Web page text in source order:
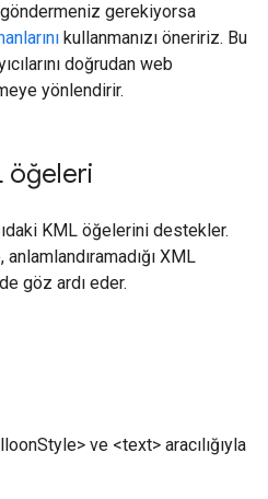
gerekiyorsa
kullanmanızı öneririz. Bu
doğrudan web
yönlendirir.
öğeleri
KML öğelerini destekler.
anlamlandıramadığı XML
göz ardı eder.
ve <text> aracılığıyla